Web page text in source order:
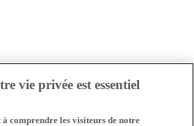
vie privée est essentiel
à comprendre les visiteurs de notre